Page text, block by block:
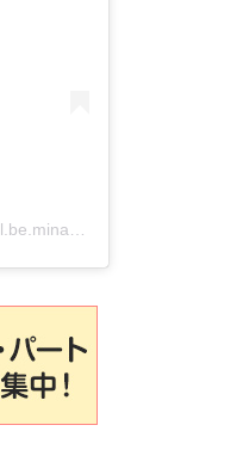
水口スポーツセンター well･be(@well.be.minakuchi)がシェアした投稿